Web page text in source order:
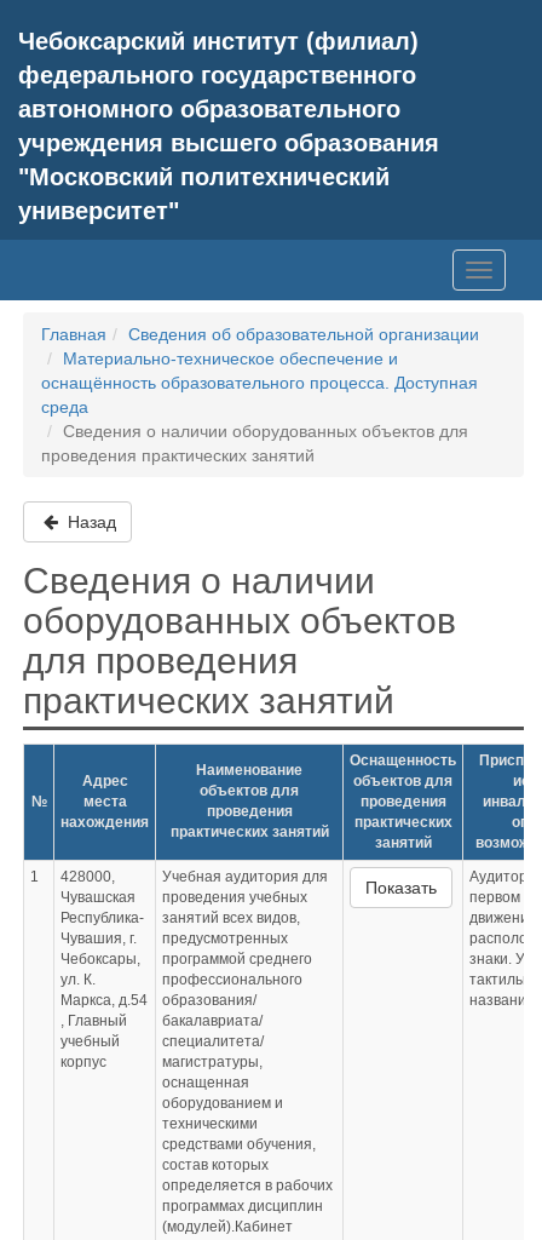
Чебоксарский институт (филиал)
федерального государственного
автономного образовательного
учреждения высшего образования
"Московский политехнический
университет"
Главная
Сведения об образовательной организации
Материально-техническое обеспечение и
оснащённость образовательного процесса. Доступная
среда
Сведения о наличии оборудованных объектов для
проведения практических занятий
Назад
Сведения о наличии
оборудованных объектов
для проведения
практических занятий
№
Адрес
места
нахождения
Наименование
объектов для
проведения
практических занятий
Оснащенность
объектов для
проведения
практических
занятий
1
428000,
Чувашская
Республика-
Чувашия, г.
Чебоксары,
ул. К.
Маркса, д.54
, Главный
учебный
корпус
Учебная аудитория для
проведения учебных
занятий всех видов,
предусмотренных
программой среднего
профессионального
образования/
бакалавриата/
специалитета/
магистратуры,
оснащенная
оборудованием и
техническими
средствами обучения,
состав которых
определяется в рабочих
программах дисциплин
(модулей).Кабинет
Показать
первом
движения
знаки. У